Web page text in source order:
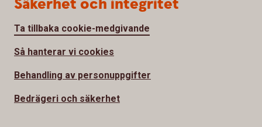
Säkerhet och integritet
Ta tillbaka cookie-medgivande
Så hanterar vi cookies
Behandling av personuppgifter
Bedrägeri och säkerhet